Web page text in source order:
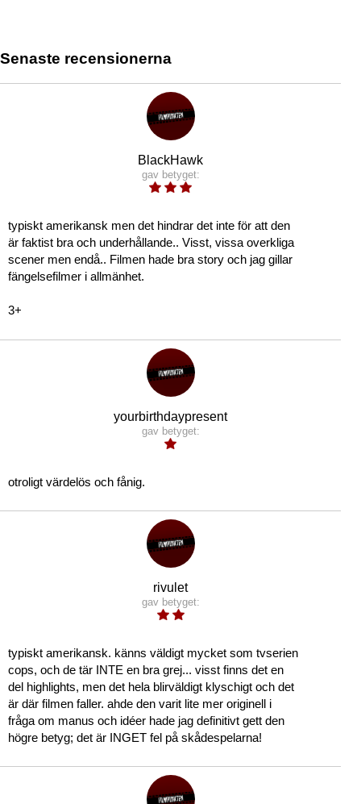
Senaste recensionerna
BlackHawk
gav betyget:
typiskt amerikansk men det hindrar det inte för att den
är faktist bra och underhållande.. Visst, vissa overkliga
scener men endå.. Filmen hade bra story och jag gillar
fängelsefilmer i allmänhet.
3+
yourbirthdaypresent
gav betyget:
otroligt värdelös och fånig.
rivulet
gav betyget:
typiskt amerikansk. känns väldigt mycket som tvserien
cops, och de tär INTE en bra grej... visst finns det en
del highlights, men det hela blirväldigt klyschigt och det
är där filmen faller. ahde den varit lite mer originell i
fråga om manus och idéer hade jag definitivt gett den
högre betyg; det är INGET fel på skådespelarna!